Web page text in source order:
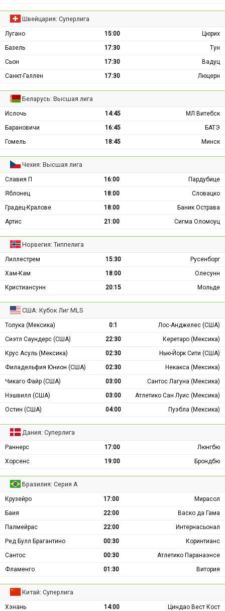
Швейцария: Суперлига
Лугано 15:00
Цюрих
Базель
17:30
Тун
Сьон
17:30
Вадуц
Санкт-Галлен
17:30 Люцерн
Беларусь: Высшая лига
Ислочь 14:45
МЛ Витебск
Барановичи
16:45
БАТЭ
Гомель
18:45 Минск
Чехия: Высшая лига
Славия П 16:00
Пардубице
Яблонец
18:00
Словацко
Градец-Кралове
18:00
Баник Острава
Артис
21:00 Сигма Оломоуц
Норвегия: Типпелига
Лиллестрем 15:30
Русенборг
Хам-Кам
18:00
Олесунн
Кристиансунн
20:15 Мольде
США: Кубок Лиг MLS
Толука (Мексика) 0:1
Лос-Анджелес (США)
Сиэтл Саундерс (США)
22:30
Керетаро (Мексика)
Крус Асуль (Мексика)
02:30
Нью-Йорк Сити (США)
Филадельфия Юнион (США)
02:30
Некакса (Мексика)
Чикаго Файр (США)
03:00
Сантос Лагуна (Мексика)
Нэшвилл (США)
03:00
Атлетико Сан Луис (Мексика)
Остин (США)
04:00 Пуэбла (Мексика)
Дания: Суперлига
Раннерс 17:00
Люнгбю
Хорсенс
19:00 Брондбю
Бразилия: Серия А
Крузейро 17:00
Мирасол
Баия
22:00
Васко да Гама
Палмейрас
22:00
Интернасьонал
Ред Булл Брагантино
00:30
Коринтианс
Сантос
00:30
Атлетико Паранаэнсе
Фламенго
01:30 Витория
Китай: Суперлига
Хэнань 14:00
Циндао Вест Кост